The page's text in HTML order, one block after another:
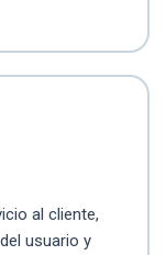
al cliente,
usuario y